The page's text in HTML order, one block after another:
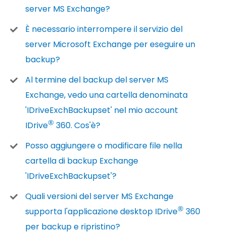
server MS Exchange?
È necessario interrompere il servizio del
server Microsoft Exchange per eseguire un
backup?
Al termine del backup del server MS
Exchange, vedo una cartella denominata
'IDriveExchBackupset' nel mio account
IDrive® 360. Cos'è?
Posso aggiungere o modificare file nella
cartella di backup Exchange
'IDriveExchBackupset'?
Quali versioni del server MS Exchange
supporta l'applicazione desktop IDrive® 360
per backup e ripristino?